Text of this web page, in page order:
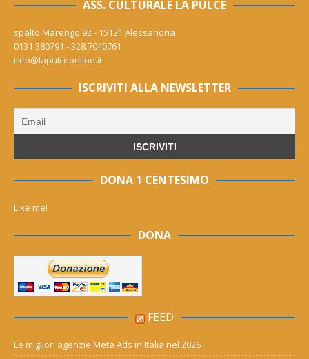
ASS. CULTURALE LA PULCE
spalto Marengo 92 - 15121 Alessandria
0131.380791 - 328.7040761
info@lapulceonline.it
ISCRIVITI ALLA NEWSLETTER
DONA 1 CENTESIMO
Like me!
DONA
FEED
Le migliori agenzie Meta Ads in Italia nel 2026